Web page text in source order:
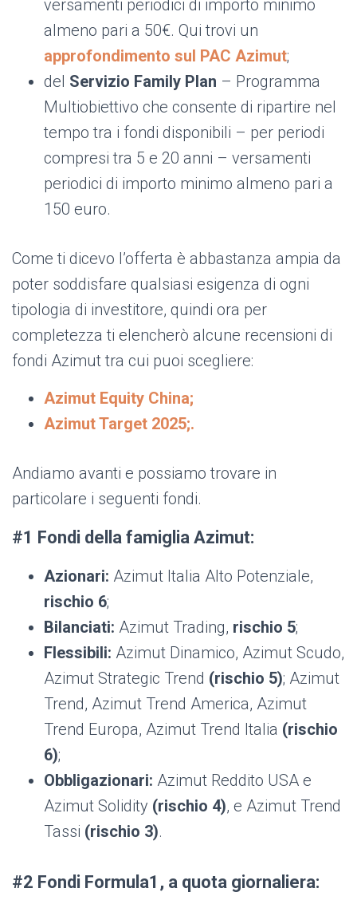
versamenti periodici di importo minimo
almeno pari a 50€. Qui trovi un
approfondimento sul PAC Azimut;
del Servizio Family Plan – Programma
Multiobiettivo che consente di ripartire nel
tempo tra i fondi disponibili – per periodi
compresi tra 5 e 20 anni – versamenti
periodici di importo minimo almeno pari a
150 euro.
Come ti dicevo l’offerta è abbastanza ampia da
poter soddisfare qualsiasi esigenza di ogni
tipologia di investitore, quindi ora per
completezza ti elencherò alcune recensioni di
fondi Azimut tra cui puoi scegliere:
Azimut Equity China;
Azimut Target 2025;.
Andiamo avanti e possiamo trovare in
particolare i seguenti fondi.
#1 Fondi della famiglia Azimut:
Azionari: Azimut Italia Alto Potenziale,
rischio 6;
Bilanciati: Azimut Trading, rischio 5;
Flessibili: Azimut Dinamico, Azimut Scudo,
Azimut Strategic Trend (rischio 5); Azimut
Trend, Azimut Trend America, Azimut
Trend Europa, Azimut Trend Italia (rischio
6);
Obbligazionari: Azimut Reddito USA e
Azimut Solidity (rischio 4), e Azimut Trend
Tassi (rischio 3).
#2 Fondi Formula1, a quota giornaliera: